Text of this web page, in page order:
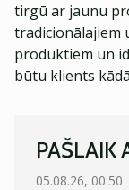
tirgū ar jaunu
tradicionālajiem
produktiem un
būtu klients
PAŠLAIK
05.08.26, 00:50